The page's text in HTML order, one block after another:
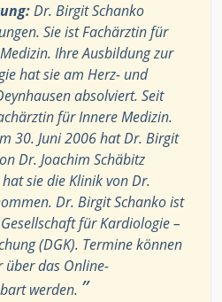
Dr. Birgit Schanko
Sie ist Fachärztin für
Ihre Ausbildung zur
hat sie am Herz- und
absolviert. Seit
für Innere Medizin.
30. Juni 2006 hat Dr. Birgit
Dr. Joachim Schäbitz
sie die Klinik von Dr.
Dr. Birgit Schanko ist
für Kardiologie –
(DGK). Termine können
über das Online-
werden. ”